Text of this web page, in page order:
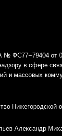
№ ФС77−79404 от
в сфере
и массовых
Нижегородской
Александр